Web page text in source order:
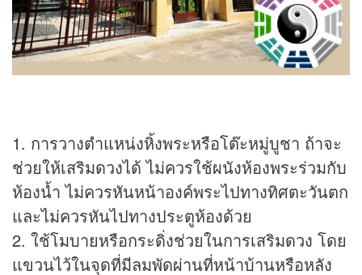
1. การวางตำแหน่งหิ้งพระหรือโต๊ะหมู่บูชา ถ้าจะ
ช่วยให้เสริมดวงได้ ไม่ควรใช้ผนังห้องพระร่วมกับ
ห้องน้ำ ไม่ควรหันหน้าองค์พระไปทางทิศตะวันตก
และไม่ควรหันไปทางประตูห้องด้วย
2. ใช้โมบายหรือกระดิ่งช่วยในการเสริมดวง โดย
แขวนไว้ในจุดที่มีลมพัดผ่านที่หน้าบ้านหรือหลัง